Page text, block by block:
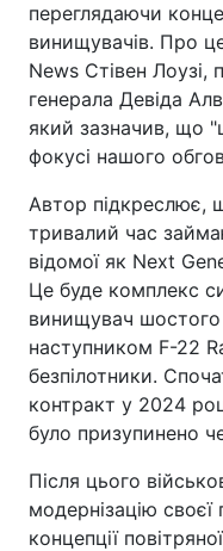
переглядаючи
винищувачів. Про
News Стівен Лоузі,
генерала Девіда
який зазначив, що
фокусі нашого
Автор підкреслює,
тривалий час
відомої як Next
Це буде комплекс
винищувач
наступником F-22
безпілотники.
контракт у 2024
було призупинено
Після цього
модернізацію
концепції